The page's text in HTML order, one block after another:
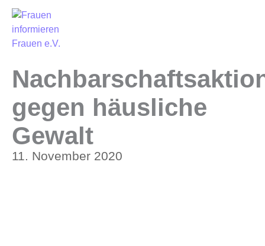
gegen häusliche
Gewalt
11. November 2020